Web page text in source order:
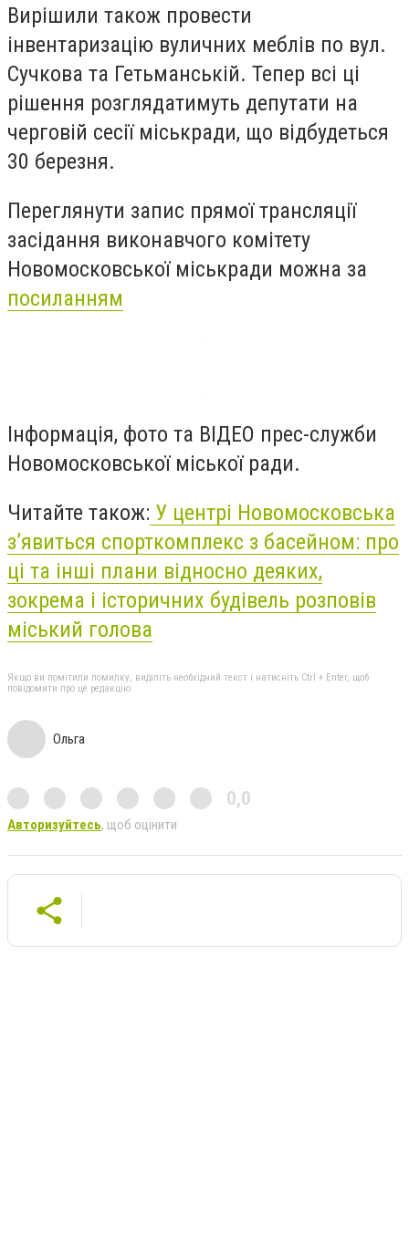
Вирішили також провести
інвентаризацію вуличних меблів по вул.
Сучкова та Гетьманській. Тепер всі ці
рішення розглядатимуть депутати на
черговій сесії міськради, що відбудеться
30 березня.
Переглянути запис прямої трансляції
засідання виконавчого комітету
Новомосковської міськради можна за
посиланням
Інформація, фото та ВІДЕО прес-служби
Новомосковської міської ради.
Читайте також: У центрі Новомосковська
з’явиться спорткомплекс з басейном: про
ці та інші плани відносно деяких,
зокрема і історичних будівель розповів
міський голова
Якщо ви помітили помилку, виділіть необхідний текст і натисніть Ctrl + Enter, щоб
повідомити про це редакцію
Ольга
0,0
Авторизуйтесь, щоб оцінити